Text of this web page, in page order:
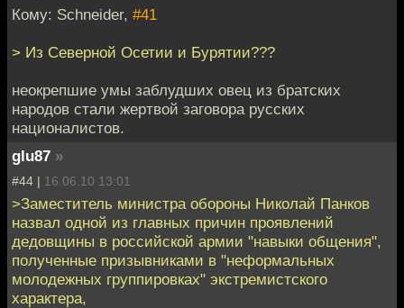
Кому: Schneider, #41
> Из Северной Осетии и Бурятии???
неокрепшие умы заблудших овец из братских
народов стали жертвой заговора русских
националистов.
glu87 »
#44 | 16.06.10 13:01
>Заместитель министра обороны Николай Панков
назвал одной из главных причин проявлений
дедовщины в российской армии "навыки общения",
полученные призывниками в "неформальных
молодежных группировках" экстремистского
характера,